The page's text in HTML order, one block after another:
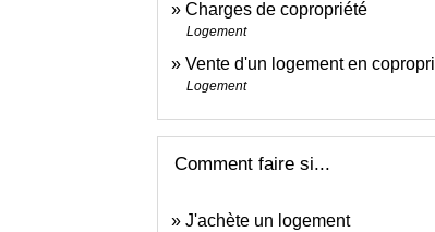
Charges de copropriété
Logement
Vente d'un logement en
Logement
Comment faire si...
J'achète un logement